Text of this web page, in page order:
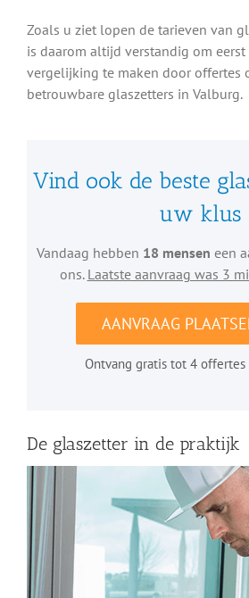
Zoals u ziet lopen de tarieven van
is daarom altijd verstandig om
vergelijking te maken door offertes
betrouwbare glaszetters in Valburg.
Vind ook de beste
uw klus
Vandaag hebben 18 mensen een
ons. Laatste aanvraag was 3
AANVRAAG
Ontvang gratis tot 4
De glaszetter in de praktijk